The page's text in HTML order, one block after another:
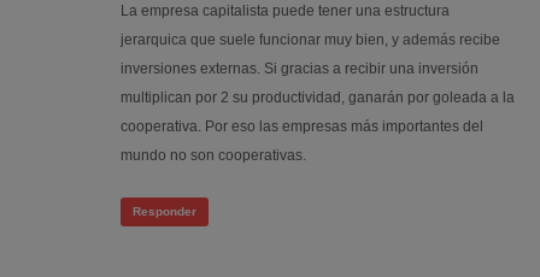
La empresa capitalista puede tener una estructura
jerarquica que suele funcionar muy bien, y además recibe
inversiones externas. Si gracias a recibir una inversión
multiplican por 2 su productividad, ganarán por goleada a la
cooperativa. Por eso las empresas más importantes del
mundo no son cooperativas.
Responder